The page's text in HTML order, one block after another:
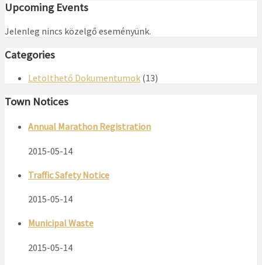
Upcoming Events
Jelenleg nincs közelgő eseményünk.
Categories
Letölthető Dokumentumok (13)
Town Notices
Annual Marathon Registration
2015-05-14
Traffic Safety Notice
2015-05-14
Municipal Waste
2015-05-14